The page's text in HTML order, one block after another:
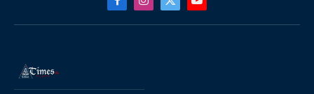
FacebookInstagram
X
YouTube